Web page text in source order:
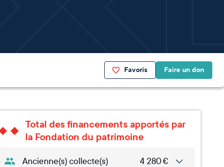
Favoris Faire un don
Total des financements apportés par
la Fondation du patrimoine
Ancienne(s) collecte(s) 4 280€